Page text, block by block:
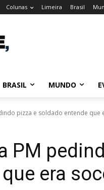
Colunas Limeira Brasil
BRASIL MUNDO
pizza e soldado entende que
PM
era